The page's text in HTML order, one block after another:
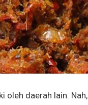
oleh daerah lain. Nah,